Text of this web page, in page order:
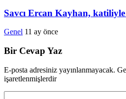
Savcı Ercan Kayhan,
Genel 11 ay önce
Bir Cevap Yaz
E-posta adresiniz yayınlanmayacak.
işaretlenmişlerdir